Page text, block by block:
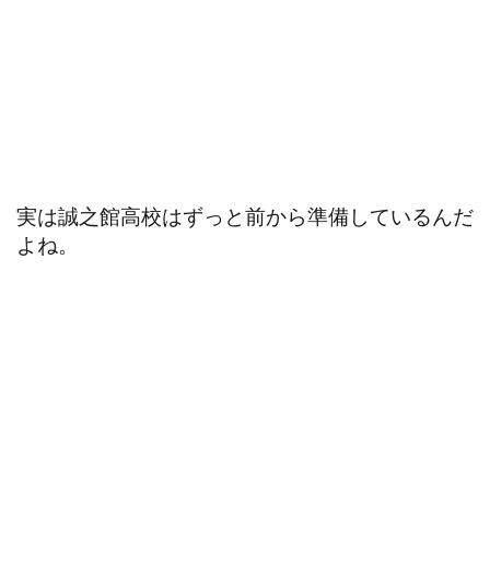
実は誠之館高校はずっと前から準備しているんだ
よね。